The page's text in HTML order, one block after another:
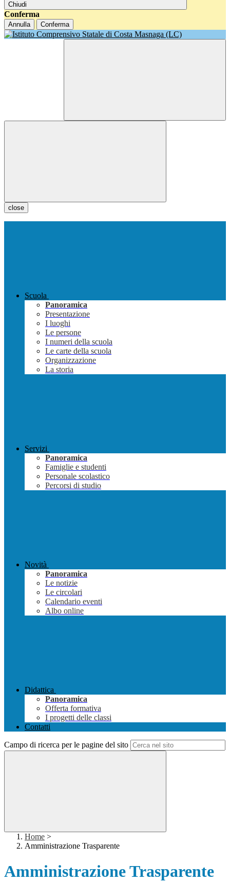
Chiudi
Conferma
Annulla Conferma
close
Scuola
Panoramica
Presentazione
I luoghi
Le persone
I numeri della scuola
Le carte della scuola
Organizzazione
La storia
Servizi
Panoramica
Famiglie e studenti
Personale scolastico
Percorsi di studio
Novità
Panoramica
Le notizie
Le circolari
Calendario eventi
Albo online
Didattica
Panoramica
Offerta formativa
I progetti delle classi
Contatti
Campo di ricerca per le pagine del sito
Home >
Amministrazione Trasparente
Amministrazione Trasparente